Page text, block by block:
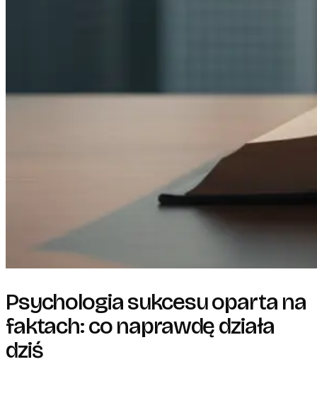
Psychologia sukcesu oparta na
faktach: co naprawdę działa
dziś